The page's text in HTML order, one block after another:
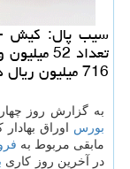
716 میلیون ریال در تالار بورس كیش خرید و فروش شد.
به گزارش روز
بورس
مابقی مربوط به
در آخرین روز كاری